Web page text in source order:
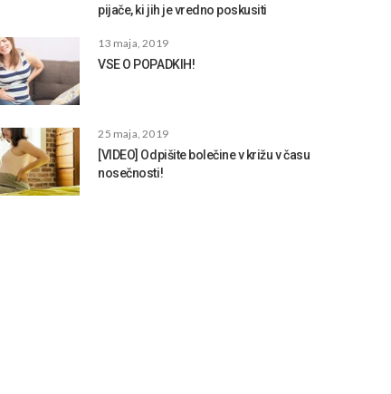
pijače, ki jih je vredno poskusiti
13 maja, 2019
VSE O POPADKIH!
25 maja, 2019
[VIDEO] Odpišite bolečine v križu v času
nosečnosti!